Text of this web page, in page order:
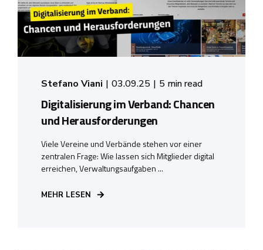
Stefano Viani 03.09.25 5 min read
Digitalisierung im Verband: Chancen
und Herausforderungen
Viele Vereine und Verbände stehen vor einer
zentralen Frage: Wie lassen sich Mitglieder digital
erreichen, Verwaltungsaufgaben ...
MEHR LESEN